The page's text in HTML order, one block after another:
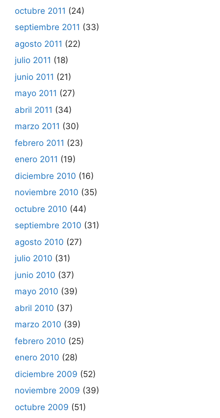
octubre 2011 (24)
septiembre 2011 (33)
agosto 2011 (22)
julio 2011 (18)
junio 2011 (21)
mayo 2011 (27)
abril 2011 (34)
marzo 2011 (30)
febrero 2011 (23)
enero 2011 (19)
diciembre 2010 (16)
noviembre 2010 (35)
octubre 2010 (44)
septiembre 2010 (31)
agosto 2010 (27)
julio 2010 (31)
junio 2010 (37)
mayo 2010 (39)
abril 2010 (37)
marzo 2010 (39)
febrero 2010 (25)
enero 2010 (28)
diciembre 2009 (52)
noviembre 2009 (39)
octubre 2009 (51)